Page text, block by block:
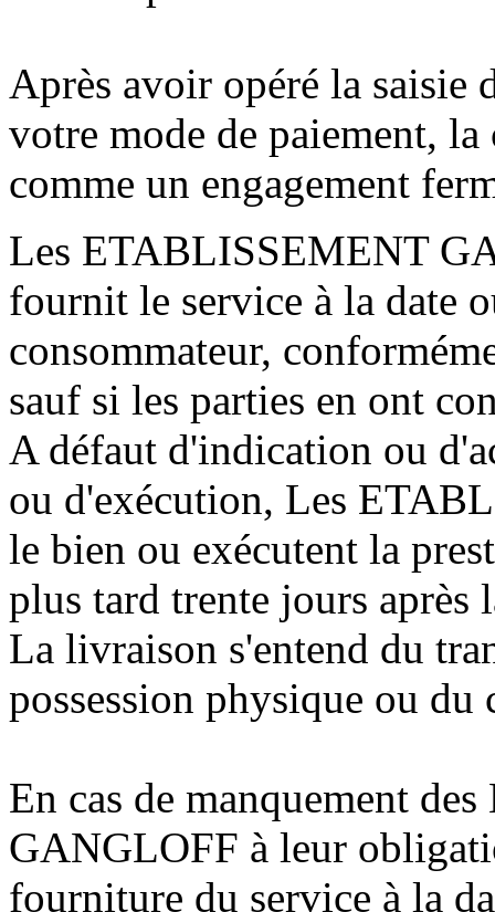
Après avoir opéré la saisie
votre mode de paiement, la
comme un engagement
Les ETABLISSEMENT
fournit le service à la date
consommateur,
sauf si les parties en ont
A défaut d'indication ou
ou d'exécution, Les
le bien ou exécutent la
plus tard trente jours après
La livraison s'entend du
possession physique ou
En cas de manquement
GANGLOFF à leur
fourniture du service à la